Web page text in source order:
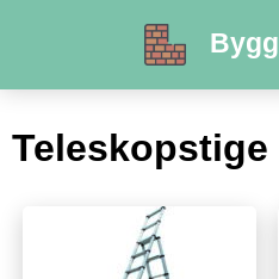
Teleskopstige